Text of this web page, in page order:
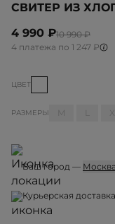
СВИТЕР ИЗ
4 990 ₽10 990 ₽
4 платежа по 1 247 ₽
ЦВЕТ
РАЗМЕРЫ M XL
Ваш город —
Курьерская